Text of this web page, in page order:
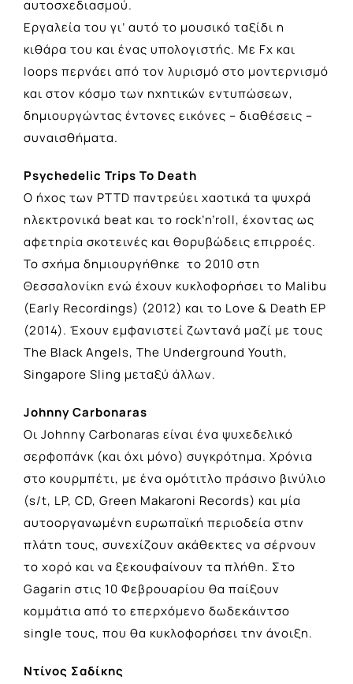
αυτοσχεδιασμού.
Εργαλεία του γι’ αυτό το μουσικό ταξίδι η
κιθάρα του και ένας υπολογιστής. Με Fx και
loops περνάει από τον λυρισμό στο μοντερνισμό
και στον κόσμο των ηχητικών εντυπώσεων,
δημιουργώντας έντονες εικόνες – διαθέσεις –
συναισθήματα.
Psychedelic Trips To Death
Ο ήχος των PTTD παντρεύει χαοτικά τα ψυχρά
ηλεκτρονικά beat και το rock’n’roll, έχοντας ως
αφετηρία σκοτεινές και θορυβώδεις επιρροές.
Το σχήμα δημιουργήθηκε το 2010 στη
Θεσσαλονίκη ενώ έχουν κυκλοφορήσει το Malibu
(Early Recordings) (2012) και το Love & Death EP
(2014). Έχουν εμφανιστεί ζωντανά μαζί με τους
The Black Angels, The Underground Youth,
Singapore Sling μεταξύ άλλων.
Johnny Carbonaras
Οι Johnny Carbonaras είναι ένα ψυχεδελικό
σερφοπάνκ (και όχι μόνο) συγκρότημα. Χρόνια
στο κουρμπέτι, με ένα ομότιτλο πράσινο βινύλιο
(s/t, LP, CD, Green Makaroni Records) και μία
αυτοοργανωμένη ευρωπαϊκή περιοδεία στην
πλάτη τους, συνεχίζουν ακάθεκτες να σέρνουν
το χορό και να ξεκουφαίνουν τα πλήθη. Στο
Gagarin στις 10 Φεβρουαρίου θα παίξουν
κομμάτια από το επερχόμενο δωδεκάιντσο
single τους, που θα κυκλοφορήσει την άνοιξη.
Ντίνος Σαδίκης